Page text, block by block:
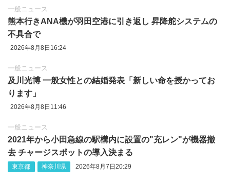
一般ニュース
熊本行きANA機が羽田空港に引き返し 昇降舵システムの
不具合で
2026年8月8日16:24
一般ニュース
及川光博 一般女性との結婚発表「新しい命を授かってお
ります」
2026年8月8日11:46
一般ニュース
2021年から小田急線の駅構内に設置の"充レン"が機器撤
去 チャージスポットの導入決まる
東京都 神奈川県 2026年8月7日20:29